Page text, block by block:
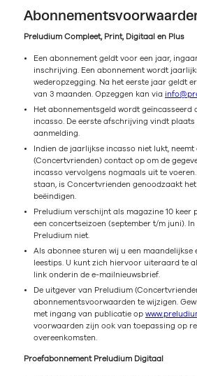
Preludium Compleet, Print, Digitaal en Plus
Een abonnement geldt voor een jaar,
inschrijving. Een abonnement wordt
wederopzegging. Na het eerste jaar geldt
van 3 maanden. Opzeggen kan via
Het abonnementsgeld wordt geïncasseerd
incasso. De eerste afschrijving vindt
aanmelding.
Indien de jaarlijkse incasso niet lukt,
(Concertvrienden) contact op om de
incasso vervolgens nogmaals uit te
staan, is Concertvrienden genoodzaakt
beëindigen.
Preludium verschijnt als magazine 10
een concertseizoen (september t/m juni).
Preludium niet.
Als abonnee sturen wij u een maandelijkse
leestips. U kunt zich hiervoor uiteraard te
link onderin de e-mailnieuwsbrief.
De uitgever van Preludium
abonnementsvoorwaarden te wijzigen.
met ingang van publicatie op
voorwaarden zijn ook van toepassing op
overeenkomsten.
Proefabonnement Preludium Digitaal